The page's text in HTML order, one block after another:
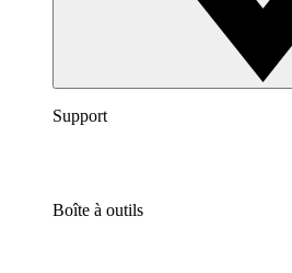
Support
Boîte à outils